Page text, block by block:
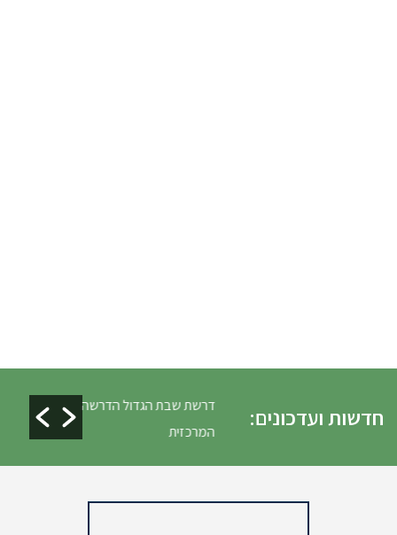
חדשות ועדכונים:
דרשת שבת הגדול הדרשה
המרכזית